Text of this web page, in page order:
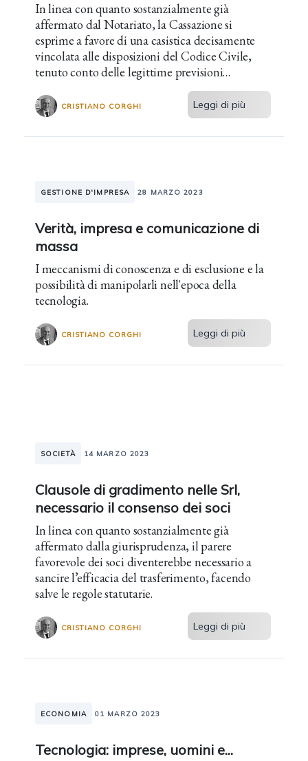
In linea con quanto sostanzialmente già
affermato dal Notariato, la Cassazione si
esprime a favore di una casistica decisamente
vincolata alle disposizioni del Codice Civile,
tenuto conto delle legittime previsioni
CRISTIANO CORGHI Leggi di più
GESTIONE D'IMPRESA 28 MARZO 2023
Verità, impresa e comunicazione di
massa
I meccanismi di conoscenza e di esclusione e la
possibilità di manipolarli nell'epoca della
tecnologia.
CRISTIANO CORGHI Leggi di più
SOCIETÀ 14 MARZO 2023
Clausole di gradimento nelle Srl,
necessario il consenso dei soci
In linea con quanto sostanzialmente già
affermato dalla giurisprudenza, il parere
favorevole dei soci diventerebbe necessario a
sancire l’efficacia del trasferimento, facendo
salve le regole statutarie.
CRISTIANO CORGHI Leggi di più
ECONOMIA 01 MARZO 2023
Tecnologia: imprese, uomini e...